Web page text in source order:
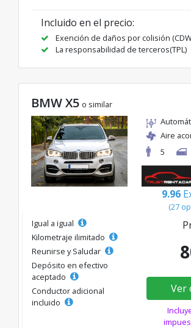
Incluido en el precio:
Exención de daños por colisión
La responsabilidad de terceros(TPL)
BMW X5 o similar
Aire
5
9.96
(27
Igual a igual
Kilometraje ilimitado
Reunirse y Saludar
Depósito en efectivo
aceptado
Conductor adicional
incluido
Ver